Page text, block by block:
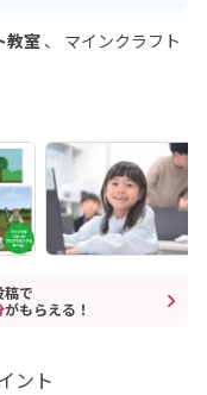
教室
マインクラフト
稿で
がもらえる！
ント